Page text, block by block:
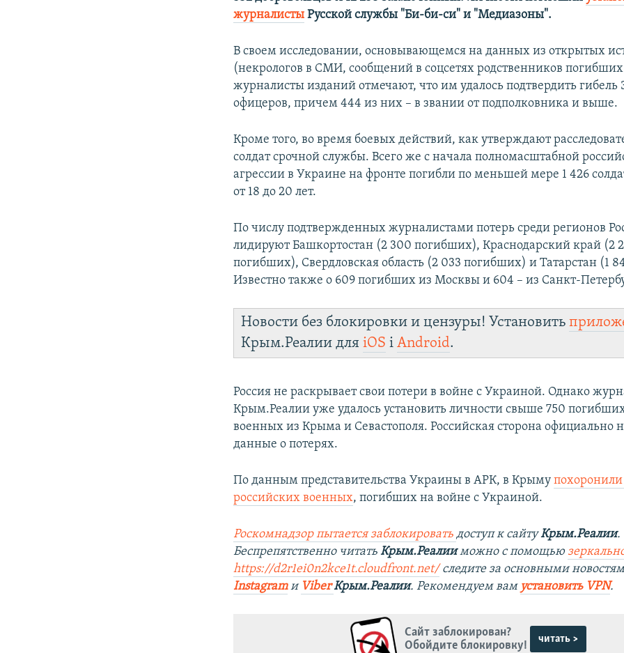
журналисты Русской службы "Би-би-си" и "Медиазоны".
В своем исследовании, основывающемся на данных из открытых
(некрологов в СМИ, сообщений в соцсетях родственников погибших
журналисты изданий отмечают, что им удалось подтвердить гибель
офицеров, причем 444 из них – в звании от подполковника и выше.
Кроме того, во время боевых действий, как утверждают
солдат срочной службы. Всего же с начала полномасштабной
агрессии в Украине на фронте погибли по меньшей мере 1 426
от 18 до 20 лет.
По числу подтвержденных журналистами потерь среди регионов
лидируют Башкортостан (2 300 погибших), Краснодарский край (2
погибших), Свердловская область (2 033 погибших) и Татарстан (1
Известно также о 609 погибших из Москвы и 604 – из Санкт-
Новости без блокировки и цензуры! Установить
Крым.Реалии дляiOS іAndroid.
Россия не раскрывает свои потери в войне с Украиной. Однако
Крым.Реалии уже удалось установить личности свыше 750
военных из Крыма и Севастополя. Российская сторона официально
данные о потерях.
По данным представительства Украины в АРК, в Крыму
российских военных, погибших на войне с Украиной.
Роскомнадзор пытается заблокировать доступ к сайтуКрым.Реалии.
Беспрепятственно читатьКрым.Реалииможно с помощью
https://d2r1ei0n2kce1t.cloudfront.net/следите за основными
Instagramи Viber Крым.Реалии. Рекомендуем вам установить VPN.
Сайт заблокирован?
Обойдите блокировку!
читать >